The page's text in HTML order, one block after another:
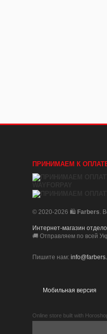
ПРИНИМАЕМ К
© 2020-2026 🛍️ Farbers .
Интернет-магазин
🚚 Отправляем по всей
Пишите нам:
Мобильная версия
Online store built with